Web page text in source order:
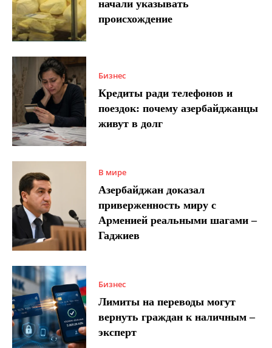
начали указывать
происхождение
Бизнес
Кредиты ради телефонов и
поездок: почему азербайджанцы
живут в долг
В мире
Азербайджан доказал
приверженность миру с
Арменией реальными шагами –
Гаджиев
Бизнес
Лимиты на переводы могут
вернуть граждан к наличным –
эксперт